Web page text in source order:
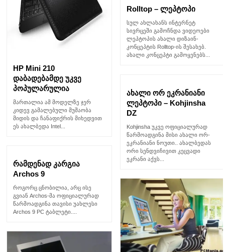
Rolltop – ლეპტოპი
სულ ახლახანს ინტერნეტ
სივრცეში გამოჩნდა ვიდეოები
ლეპტოპის ახალი დიზაინ-
კონცეპტის Rolltop-ის შესახებ.
ახალი კონცეპტი გამოყენებს...
HP Mini 210
დაბადებამდე უკვე
პოპულარულია
მართალია ამ მოდელზე ჯერ
კიდევ გამალებული მუშაობა
მიდის და ჩანაფიქრის მიხედვით
ეს ახალბედა Intel...
ახალი ორ ეკრანიანი
ლეპტოპი – Kohjinsha
DZ
Kohjinsha უკვე ოფიციალურად
წარმოადგინა მისი ახალი ორ-
ეკრანიანი ნოუთი.. ახალბედას
ორი სენდვიჩივით კეცვადი
ეკრანი აქვს...
რამდენად კარგია
Archos 9
როგორც ცნობილია, არც ისე
გვიან Archos-მა ოფიციალურად
წარმოადგინა თავისი უახლესი
Archos 9 PC ტაბლეტი....